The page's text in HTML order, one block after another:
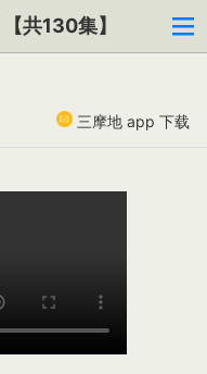
共130集】
三摩地 app 下载